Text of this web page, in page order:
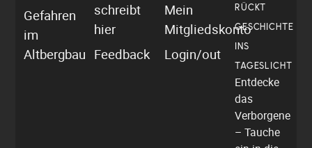
RÜCKT
GESCHICHTE
INS
TAGESLICHT
Entdecke
das
Verborgene
– Tauche
Gefahren
im
Altbergbau
schreibt
hier
Feedback
Mein
Mitgliedskonto
Login/out